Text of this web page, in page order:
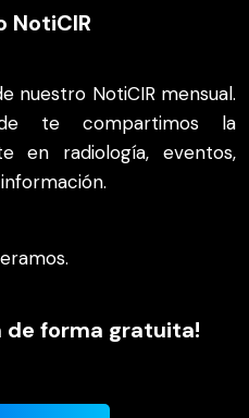
NotiCIR
nuestro NotiCIR mensual.
te compartimos la
en radiología, eventos,
de forma gratuita!